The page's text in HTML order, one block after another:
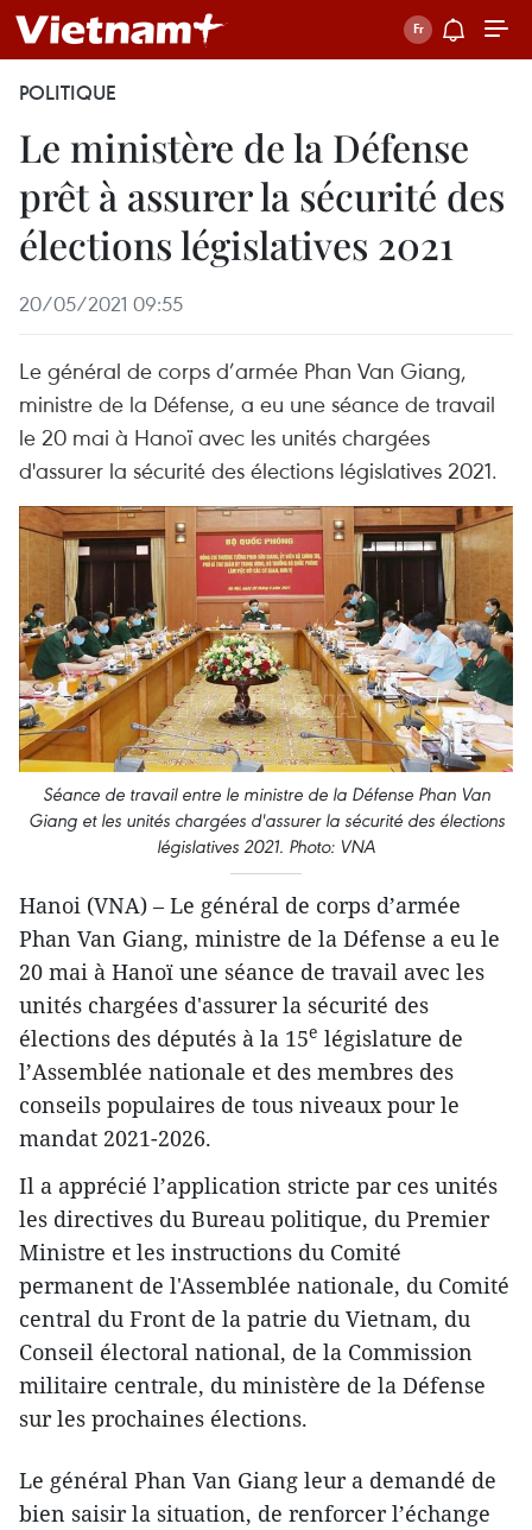
POLITIQUE
Le ministère de la Défense
prêt à assurer la sécurité des
élections législatives 2021
20/05/2021 09:55
Le général de corps d’armée Phan Van Giang,
ministre de la Défense, a eu une séance de travail
le 20 mai à Hanoï avec les unités chargées
d'assurer la sécurité des élections législatives 2021.
Séance de travail entre le ministre de la Défense Phan Van
Giang et les unités chargées d'assurer la sécurité des élections
législatives 2021. Photo: VNA
Hanoi (VNA) – Le général de corps d’armée
Phan Van Giang, ministre de la Défense a eu le
20 mai à Hanoï une séance de travail avec les
unités chargées d'assurer la sécurité des
élections des députés à la 15e législature de
l’Assemblée nationale et des membres des
conseils populaires de tous niveaux pour le
mandat 2021-2026.
Il a apprécié l’application stricte par ces unités
les directives du Bureau politique, du Premier
Ministre et les instructions du Comité
permanent de l'Assemblée nationale, du Comité
central du Front de la patrie du Vietnam, du
Conseil électoral national, de la Commission
militaire centrale, du ministère de la Défense
sur les prochaines élections.
Le général Phan Van Giang leur a demandé de
bien saisir la situation, de renforcer l’échange